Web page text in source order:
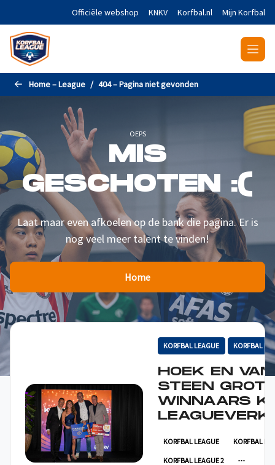
Naar de hoofdinhoud gaanOfficiële webshop KNKV Korfbal.nl Mijn Korfbal
Home – League 404 – Pagina niet gevonden
OEPS
MIS
GESCHOTEN :(
Laat maar even afkoelen op de bank die pagina. Er is
nog veel meer talent te vinden!
Home
KORFBAL LEAGUE KORFBAL
HOEK EN VAN
STEEN
WINNAARS
KORFBAL LEAGUE KORFBAL
KORFBAL LEAGUE 2